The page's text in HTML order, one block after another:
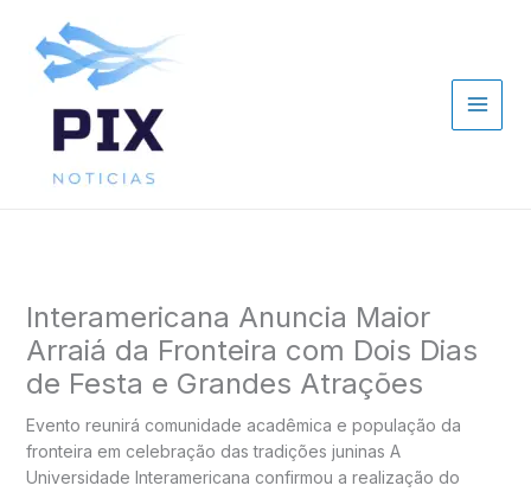
conteúdo
Interamericana Anuncia Maior
Arraiá da Fronteira com Dois Dias
de Festa e Grandes Atrações
Evento reunirá comunidade acadêmica e população da
fronteira em celebração das tradições juninas A
Universidade Interamericana confirmou a realização do